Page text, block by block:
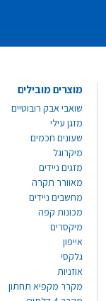
מוצרים מובילים
שואבי אבק רובוטיים
מזגן עילי
שעונים חכמים
מיקרוגל
מזגים ניידים
מאוורר תקרה
מחשבים ניידים
מכונות קפה
מיקסרים
אייפון
גלקסי
אוזניות
מקרר מקפיא תחתון